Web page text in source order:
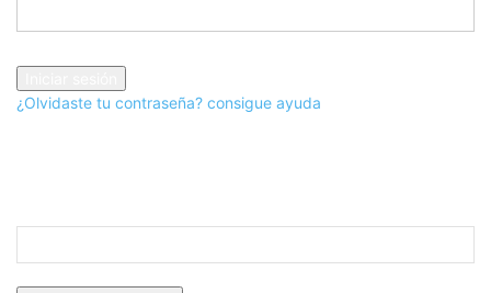
¿Olvidaste tu contraseña? consigue ayuda